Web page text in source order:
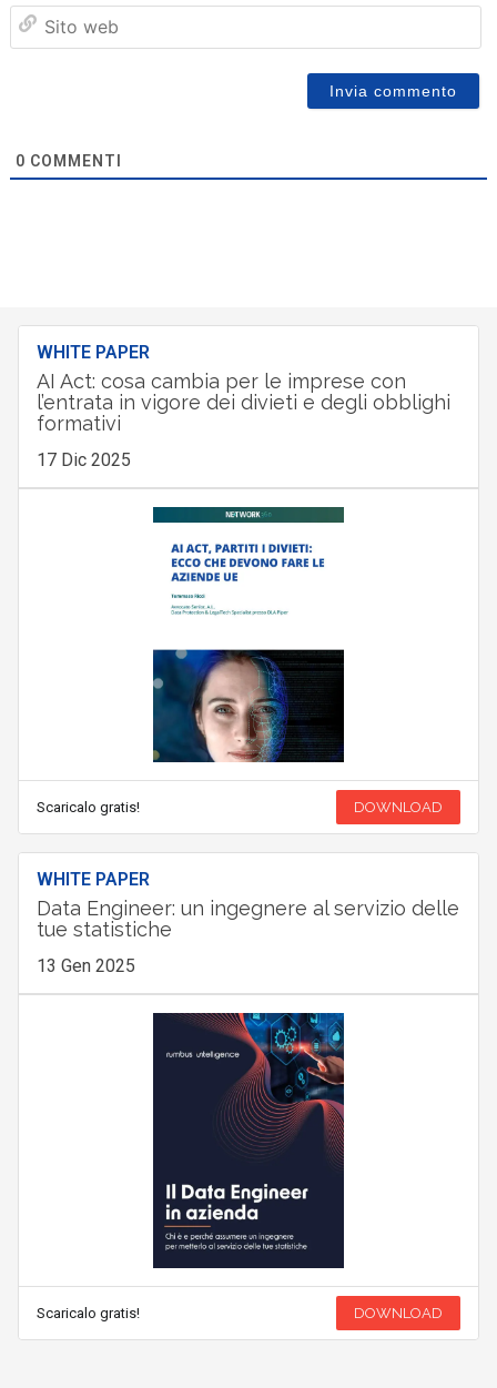
0 COMMENTI
WHITE PAPER
AI Act: cosa cambia per le imprese con
l’entrata in vigore dei divieti e degli obblighi
formativi
17 Dic 2025
Scaricalo gratis! DOWNLOAD
WHITE PAPER
Data Engineer: un ingegnere al servizio delle
tue statistiche
13 Gen 2025
Scaricalo gratis! DOWNLOAD